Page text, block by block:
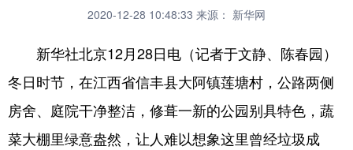
全球连线
科技 科创 量子 体育
文化 书画 健康 军事
2020-12-28 10:48:33 来源： 新华网
新华社北京12月28日电（记者于文静、陈春园）
冬日时节，在江西省信丰县大阿镇莲塘村，公路两侧
房舍、庭院干净整洁，修葺一新的公园别具特色，蔬
菜大棚里绿意盎然，让人难以想象这里曾经垃圾成